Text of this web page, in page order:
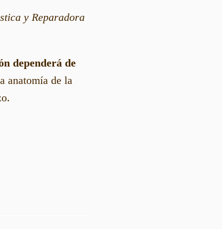
y Reparadora
dependerá de
anatomía de la